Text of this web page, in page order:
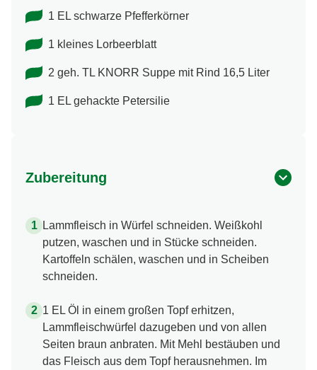
1 EL schwarze Pfefferkörner
1 kleines Lorbeerblatt
2 geh. TL KNORR Suppe mit Rind 16,5 Liter
1 EL gehackte Petersilie
Zubereitung
Lammfleisch in Würfel schneiden. Weißkohl
putzen, waschen und in Stücke schneiden.
Kartoffeln schälen, waschen und in Scheiben
schneiden.
1 EL Öl in einem großen Topf erhitzen,
Lammfleischwürfel dazugeben und von allen
Seiten braun anbraten. Mit Mehl bestäuben und
das Fleisch aus dem Topf herausnehmen. Im